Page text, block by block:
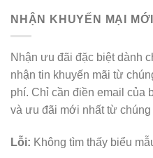
NHẬN KHUYẾN MẠI MỚI
Nhận ưu đãi đặc biệt dành
nhận tin khuyến mãi từ
phí. Chỉ cần điền email của
và ưu đãi mới nhất từ chúng
Lỗi: Không tìm thấy biểu